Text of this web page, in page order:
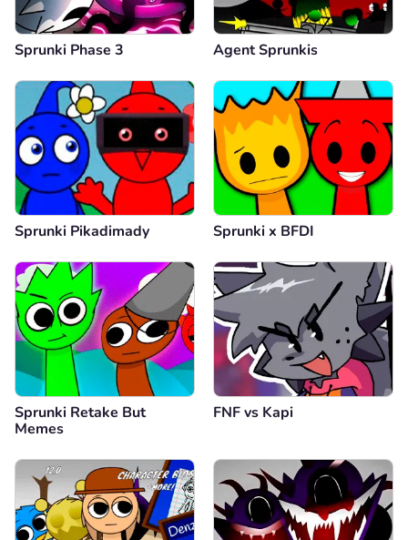
Sprunki Phase 3 Agent Sprunkis
Sprunki Pikadimady Sprunki x BFDI
Sprunki Retake But
Memes
FNF vs Kapi